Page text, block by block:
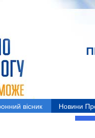
вісник Новини